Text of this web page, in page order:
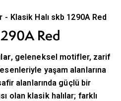
Klasik Halı skb 1290A Red
Red
, geleneksel motifler, zarif
yaşam alanlarına
alanlarında güçlü bir
olan klasik halılar; farklı